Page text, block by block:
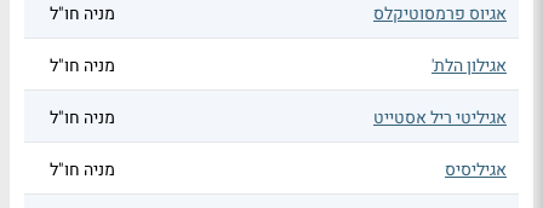
אגיוס פרמסוטיקלס מניה חו"ל
אגילון הלת' מניה חו"ל
אגיליטי ריל אסטייט מניה חו"ל
אגיליסיס מניה חו"ל